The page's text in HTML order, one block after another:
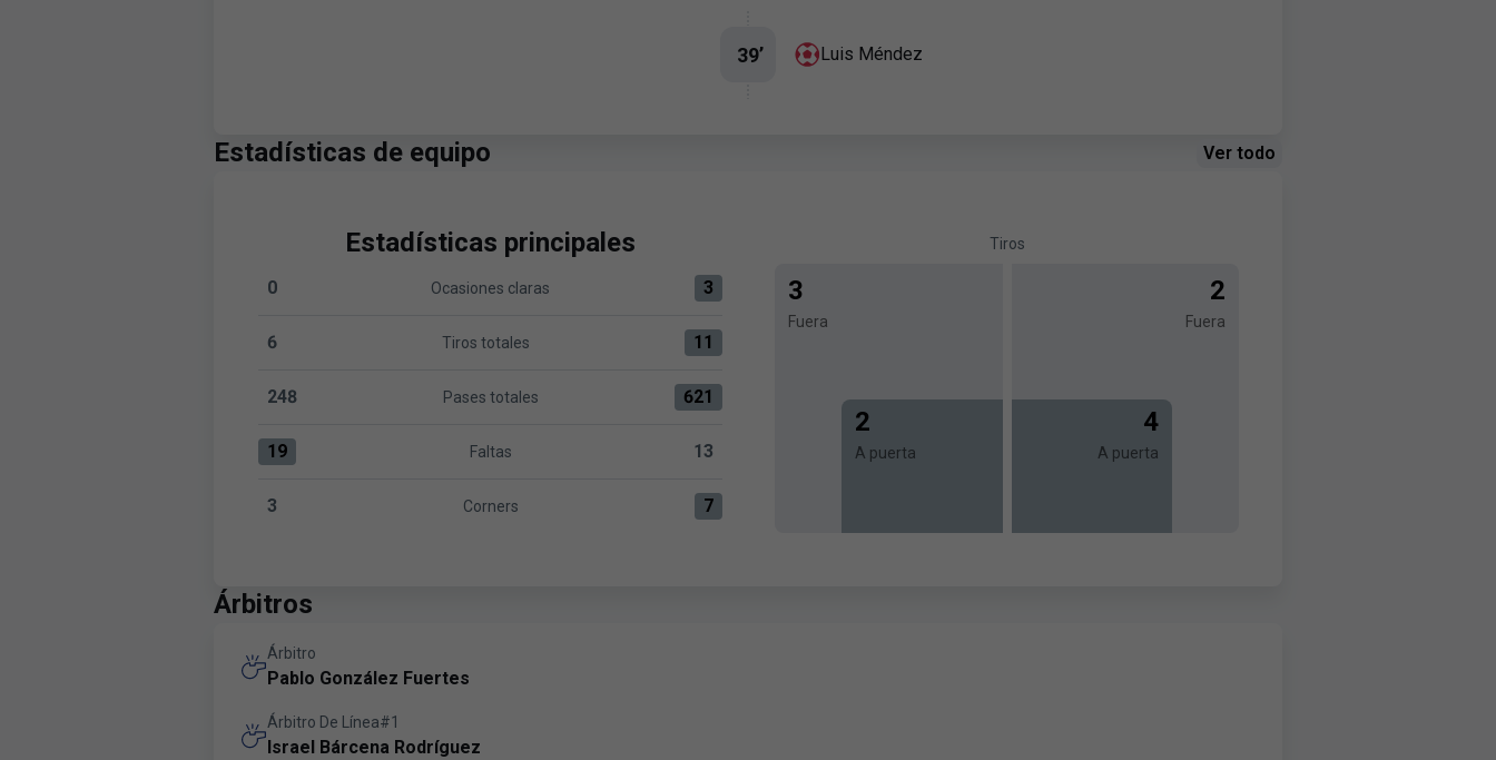
Luis Méndez
39’
Estadísticas de equipo Ver todo
Estadísticas principales
Ocasiones claras:Las Rozas CF 0 versus Sevilla FC 3
0 Ocasiones claras 3
Tiros totales:Las Rozas CF 6 versus Sevilla FC 11
6 Tiros totales 11
Pases totales:Las Rozas CF 248 versus Sevilla FC 621
248 Pases totales 621
Faltas:Las Rozas CF 19 versus Sevilla FC 13
19 Faltas 13
Corners:Las Rozas CF 3 versus Sevilla FC 7
3 Corners 7
Tiros
3
Fuera
2
A puerta
2
Fuera
4
A puerta
Árbitros
Árbitro
Pablo González Fuertes
Árbitro De Línea#1
Israel Bárcena Rodríguez